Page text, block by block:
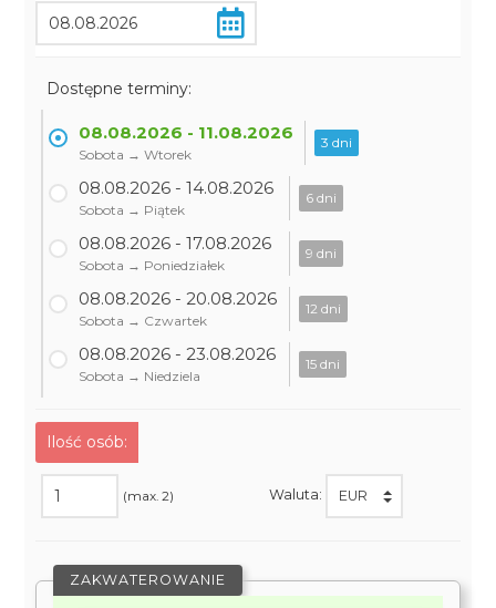
Dostępne terminy:
08.08.2026 - 11.08.2026
Sobota → Wtorek
3 dni
08.08.2026 - 14.08.2026
Sobota → Piątek
6 dni
08.08.2026 - 17.08.2026
Sobota → Poniedziałek
9 dni
08.08.2026 - 20.08.2026
Sobota → Czwartek
12 dni
08.08.2026 - 23.08.2026
Sobota → Niedziela
15 dni
Ilość osób:
(max. 2) Waluta:
ZAKWATEROWANIE